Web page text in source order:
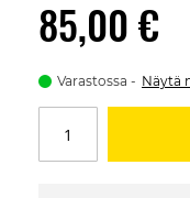
85,00 €
Varastossa Näytä